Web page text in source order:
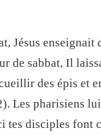
Jésus enseignait
de sabbat, Il
des épis et
Les pharisiens
tes disciples font